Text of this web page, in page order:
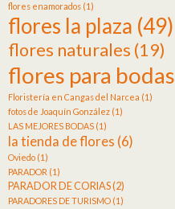
flores enamorados (1)
flores la plaza (49)
flores naturales (19)
flores para bodas
Floristería en Cangas del Narcea (1)
fotos de Joaquín González (1)
LAS MEJORES BODAS (1)
la tienda de flores (6)
Oviedo (1)
PARADOR (1)
PARADOR DE CORIAS(2)
PARADORES DE TURISMO (1)